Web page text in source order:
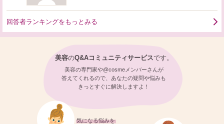
回答者ランキングをもっとみる
美容のQ&Aコミュニティサービスです。
美容の専門家や@cosmeメンバーさんが
答えてくれるので、あなたの疑問や悩みも
きっとすぐに解決しますよ！
気になる悩みを